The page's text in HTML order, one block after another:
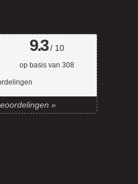
9.3/ 10
op basis van 308
»